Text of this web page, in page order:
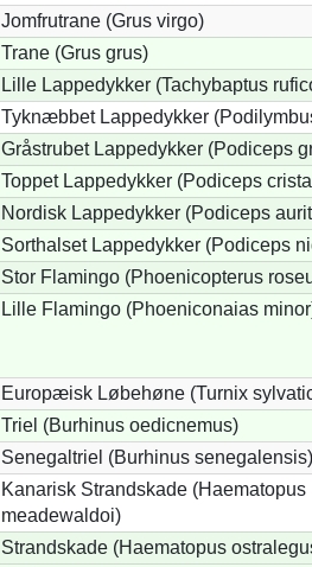
Jomfrutrane (Grus virgo)
Trane (Grus grus)
Lille Lappedykker (Tachybaptus
Tyknæbbet Lappedykker
Gråstrubet Lappedykker (Podiceps
Toppet Lappedykker (Podiceps
Nordisk Lappedykker (Podiceps
Sorthalset Lappedykker (Podiceps
Stor Flamingo (Phoenicopterus
Lille Flamingo (Phoeniconaias
Europæisk Løbehøne (Turnix
Triel (Burhinus oedicnemus)
Senegaltriel (Burhinus senegalensis)
Kanarisk Strandskade (Haematopus
meadewaldoi)
Strandskade (Haematopus